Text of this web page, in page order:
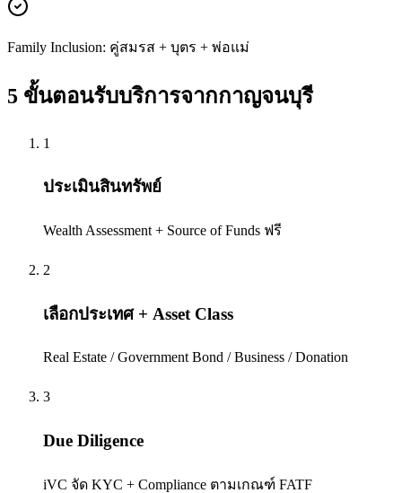
Family Inclusion: คู่สมรส + บุตร + พ่อแม่
5 ขั้นตอนรับบริการจากกาญจนบุรี
1
ประเมินสินทรัพย์
Wealth Assessment + Source of Funds ฟรี
2
เลือกประเทศ + Asset Class
Real Estate / Government Bond / Business / Donation
3
Due Diligence
iVC จัด KYC + Compliance ตามเกณฑ์ FATF